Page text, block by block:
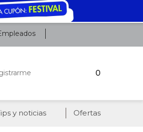
0
y noticias Ofertas